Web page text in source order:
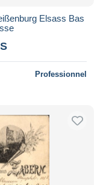
Elsass Bas
Professionnel